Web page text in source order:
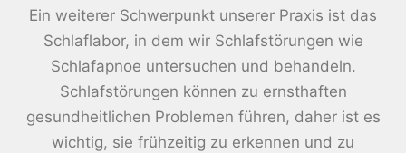
Ein weiterer Schwerpunkt unserer Praxis ist das
Schlaflabor, in dem wir Schlafstörungen wie
Schlafapnoe untersuchen und behandeln.
Schlafstörungen können zu ernsthaften
gesundheitlichen Problemen führen, daher ist es
wichtig, sie frühzeitig zu erkennen und zu